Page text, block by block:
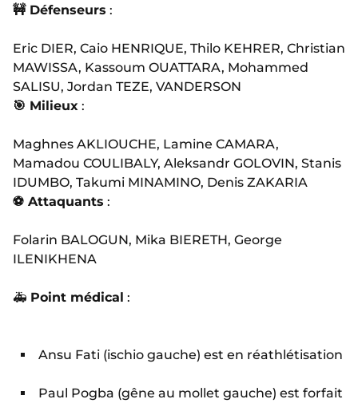
🚧 Défenseurs :
Eric DIER, Caio HENRIQUE, Thilo KEHRER, Christian
MAWISSA, Kassoum OUATTARA, Mohammed
SALISU, Jordan TEZE, VANDERSON
🎯 Milieux :
Maghnes AKLIOUCHE, Lamine CAMARA,
Mamadou COULIBALY, Aleksandr GOLOVIN, Stanis
IDUMBO, Takumi MINAMINO, Denis ZAKARIA
⚽ Attaquants :
Folarin BALOGUN, Mika BIERETH, George
ILENIKHENA
🚑 Point médical :
Ansu Fati (ischio gauche) est en réathlétisation
Paul Pogba (gêne au mollet gauche) est forfait